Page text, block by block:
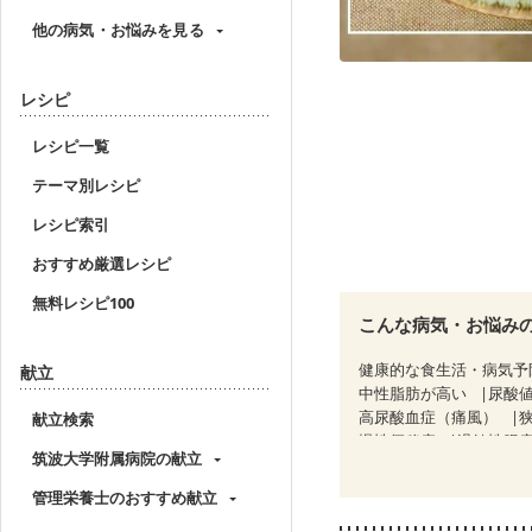
他の病気・お悩みを見る
レシピ
レシピ一覧
テーマ別レシピ
レシピ索引
おすすめ厳選レシピ
無料レシピ100
献立
献立検索
筑波大学附属病院の献立
管理栄養士のおすすめ献立
こんな病気・お悩み
健康的な食生活・病気
中性脂肪が高い
尿酸
高尿酸血症（痛風）
慢性便秘症
過敏性腸